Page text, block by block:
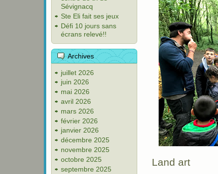
Sévignacq
Ste Eli fait ses jeux
Défi 10 jours sans
écrans relevé!!
Archives
juillet 2026
juin 2026
mai 2026
avril 2026
mars 2026
février 2026
janvier 2026
décembre 2025
novembre 2025
octobre 2025
septembre 2025
Land art